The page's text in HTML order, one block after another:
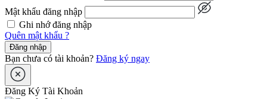
Mật khẩu đăng nhập
Ghi nhớ đăng nhập
Quên mật khẩu ?
Đăng nhập
Bạn chưa có tài khoản? Đăng ký ngay
Đăng Ký Tài Khoản